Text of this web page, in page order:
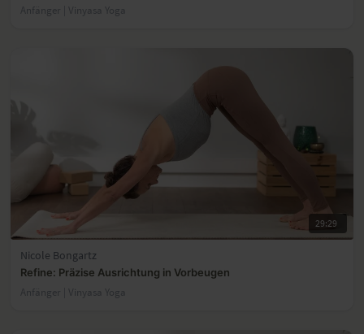
Anfänger | Vinyasa Yoga
29:29
Nicole Bongartz
Refine: Präzise Ausrichtung in Vorbeugen
Anfänger | Vinyasa Yoga